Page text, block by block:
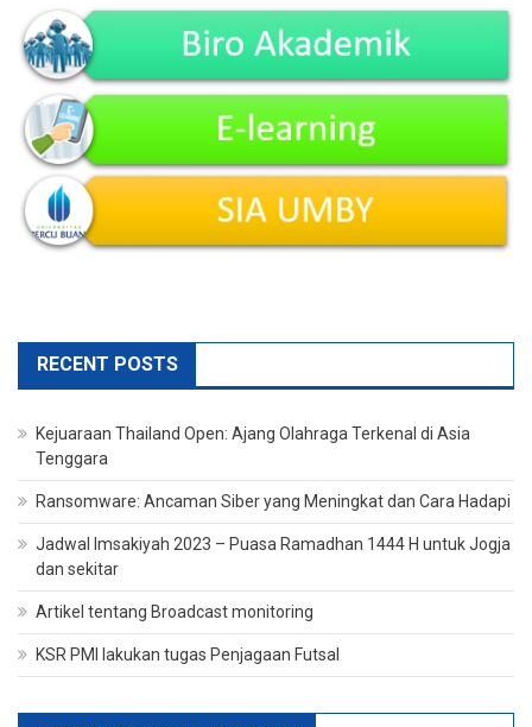
RECENT POSTS
Kejuaraan Thailand Open: Ajang Olahraga Terkenal di Asia
Tenggara
Ransomware: Ancaman Siber yang Meningkat dan Cara Hadapi
Jadwal Imsakiyah 2023 – Puasa Ramadhan 1444 H untuk Jogja
dan sekitar
Artikel tentang Broadcast monitoring
KSR PMI lakukan tugas Penjagaan Futsal